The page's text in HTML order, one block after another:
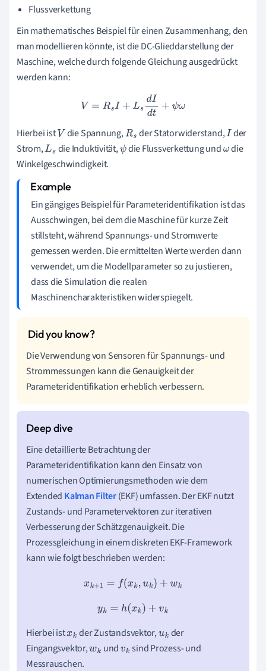
Flussverkettung
Ein mathematisches Beispiel für einen Zusammenhang, den
man modellieren könnte, ist die DC-Glieddarstellung der
Maschine, welche durch folgende Gleichung ausgedrückt
werden kann:
=R sI +Ls dI dt+ψ ω
Hierbei istV die Spannung,Rs der Statorwiderstand,I der
Strom,Ls die Induktivität,ψdie Flussverkettung undωdie
Winkelgeschwindigkeit.
Ein gängiges Beispiel für Parameteridentifikation ist das
Ausschwingen, bei dem die Maschine für kurze Zeit
stillsteht, während Spannungs- und Stromwerte
gemessen werden. Die ermittelten Werte werden dann
verwendet, um die Modellparameter so zu justieren,
dass die Simulation die realen
Maschinencharakteristiken widerspiegelt.
Die Verwendung von Sensoren für Spannungs- und
Strommessungen kann die Genauigkeit der
Parameteridentifikation erheblich verbessern.
Eine detaillierte Betrachtung der
Parameteridentifikation kann den Einsatz von
numerischen Optimierungsmethoden wie dem
Extended Kalman Filter(EKF) umfassen. Der EKF nutzt
Zustands- und Parametervektoren zur iterativen
Verbesserung der Schätzgenauigkeit. Die
Prozessgleichung in einem diskreten EKF-Framework
kann wie folgt beschrieben werden:
x k+1 =f(xk,uk)+wk
yk =h(xk)+ vk
Hierbei istxk der Zustandsvektor,uk der
Eingangsvektor,wk undvk sind Prozess- und
Messrauschen.